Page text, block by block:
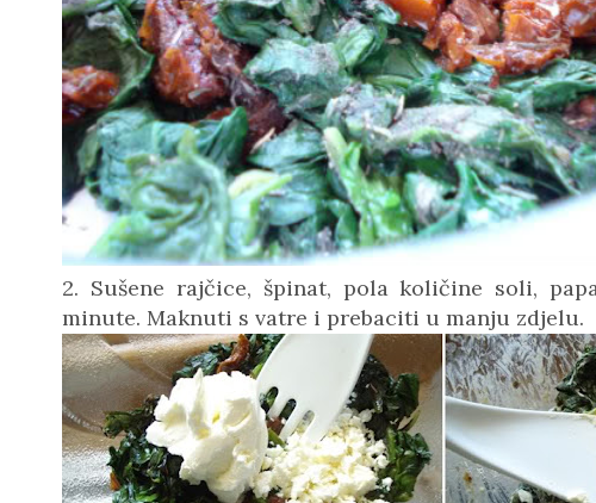
2. Sušene rajčice, špinat, pola količine soli,
minute. Maknuti s vatre i prebaciti u manju zdjelu.